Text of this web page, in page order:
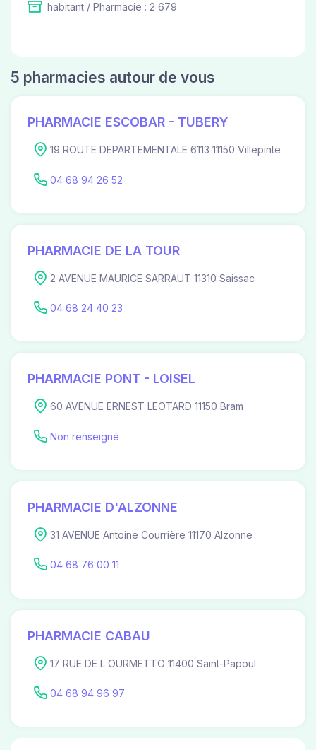
habitant / Pharmacie : 2 679
5 pharmacies autour de vous
PHARMACIE ESCOBAR - TUBERY
19 ROUTE DEPARTEMENTALE 6113 11150 Villepinte
04 68 94 26 52
PHARMACIE DE LA TOUR
2 AVENUE MAURICE SARRAUT 11310 Saissac
04 68 24 40 23
PHARMACIE PONT - LOISEL
60 AVENUE ERNEST LEOTARD 11150 Bram
Non renseigné
PHARMACIE D'ALZONNE
31 AVENUE Antoine Courrière 11170 Alzonne
04 68 76 00 11
PHARMACIE CABAU
17 RUE DE L OURMETTO 11400 Saint-Papoul
04 68 94 96 97